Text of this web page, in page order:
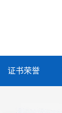
证书荣誉